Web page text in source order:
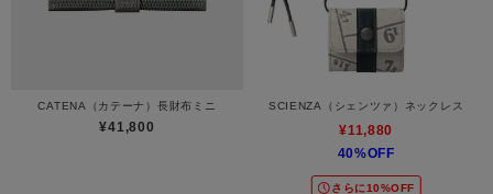
CATENA（カテーナ）長財布ミニ
¥41,800
SCIENZA（シェンツァ）ネックレス
¥11,880
40%OFF
さらに10%OFF